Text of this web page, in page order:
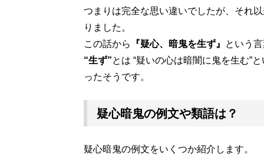
つまりは完全な思い違いでしたが、それ
りました。
この話から
『疑心、暗鬼を生ず』
という
“生ず”とは “疑いの心は暗闇に鬼を生む”
ったそうです。
疑心暗鬼の例文や類語は？
疑心暗鬼の例文をいくつか紹介します。